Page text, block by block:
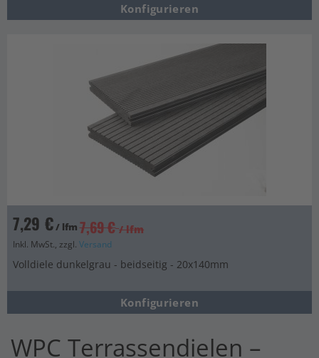
Konfigurieren
7,29 €/ lfm 7,69 € / lfm
Inkl. MwSt., zzgl. Versand
Volldiele dunkelgrau - beidseitig - 20x140mm
Konfigurieren
WPC Terrassendielen –